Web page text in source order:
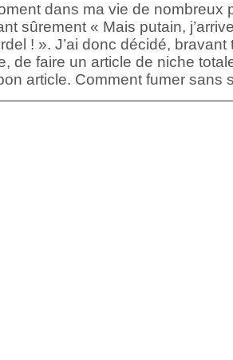
dans ma vie de nombreux
sûrement « Mais putain,
! ». J’ai donc décidé, bravant
de faire un article de niche
article. Comment fumer sans